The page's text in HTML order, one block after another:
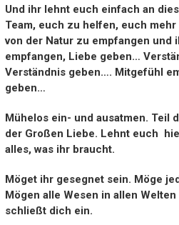
Und ihr lehnt euch einfach an
Team, euch zu helfen, euch
von der Natur zu empfangen und
empfangen, Liebe geben…
Verständnis geben…. Mitgefühl
geben…
Mühelos ein- und ausatmen. Teil
der Großen Liebe. Lehnt euch
alles, was ihr braucht.
Möget ihr gesegnet sein. Möge
Mögen alle Wesen in allen
schließt dich ein.